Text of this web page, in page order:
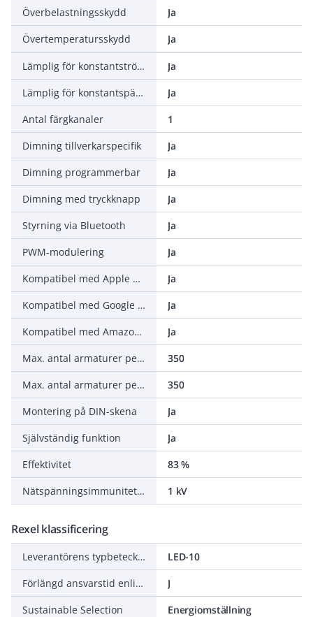
Överbelastningsskydd
Ja
Övertemperatursskydd
Ja
Lämplig för konstantström
Ja
Lämplig för konstantspänning
Ja
Antal färgkanaler
1
Dimning tillverkarspecifik
Ja
Dimning programmerbar
Ja
Dimning med tryckknapp
Ja
Styrning via Bluetooth
Ja
PWM-modulering
Ja
Kompatibel med Apple HomeKit
Ja
Kompatibel med Google Assistant
Ja
Kompatibel med Amazon Alexa
Ja
Max. antal armaturer per automatsäkring C16 (MCB)
350
Max. antal armaturer per automatsäkring B16 (MCB)
350
Montering på DIN-skena
Ja
Självständig funktion
Ja
Effektivitet
83 %
Nätspänningsimmunitet (differentialläge, L-N)
1 kV
Rexel klassificering
Leverantörens typbeteckning
LED-10
Förlängd ansvarstid enligt ALEM-09
J
Sustainable Selection
Energiomställning